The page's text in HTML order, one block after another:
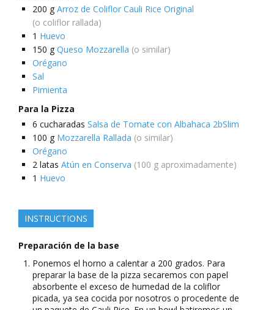
200 g Arroz de Coliflor Cauli Rice Original
(o coliflor rallada)
1 Huevo
150 g Queso Mozzarella (o similar)
Orégano
Sal
Pimienta
Para la Pizza
6 cucharadas Salsa de Tomate con Albahaca 2bSlim
100 g Mozzarella Rallada (o similar)
Orégano
2 latas Atún en Conserva (100 g aproximadamente)
1 Huevo
INSTRUCTIONS
Preparación de la base
Ponemos el horno a calentar a 200 grados. Para
preparar la base de la pizza secaremos con papel
absorbente el exceso de humedad de la coliflor
picada, ya sea cocida por nosotros o procedente de